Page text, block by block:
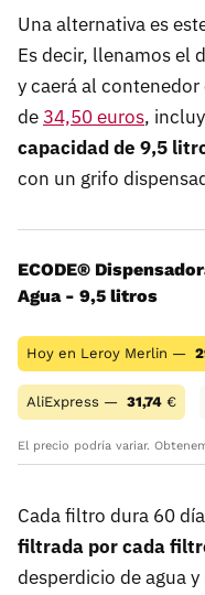
Una alternativa es
Es decir, llenamos el
y caerá al
de 34,50 euros,
capacidad de 9,5
con un grifo
ECODE®
Agua - 9,5 litros
Hoy en Leroy Merlin —
AliExpress — 31,74 €
El precio podría variar.
Cada filtro dura 60
filtrada por cada
desperdicio de agua